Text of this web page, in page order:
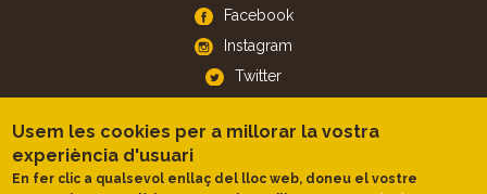
Facebook
Instagram
Twitter
APP
iOS
Usem les cookies per a millorar la vostra
experiència d'usuari
En fer clic a qualsevol enllaç del lloc web, doneu el vostre